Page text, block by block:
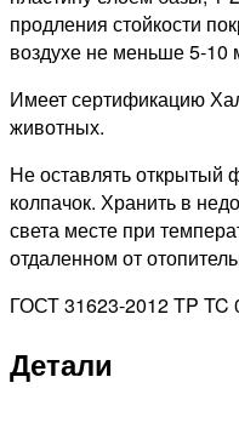
продления стойкости
воздухе не меньше 5-10
Имеет сертификацию
животных.
Не оставлять открытый
колпачок. Хранить в
света месте при
отдаленном от
ГОСТ 31623-2012 TP TC
Детали